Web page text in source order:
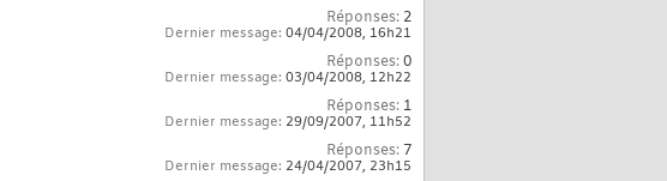
Réponses: 2
Dernier message: 04/04/2008, 16h21
Réponses:0
Dernier message: 03/04/2008, 12h22
Réponses: 1
Dernier message: 29/09/2007, 11h52
Réponses: 7
Dernier message: 24/04/2007, 23h15